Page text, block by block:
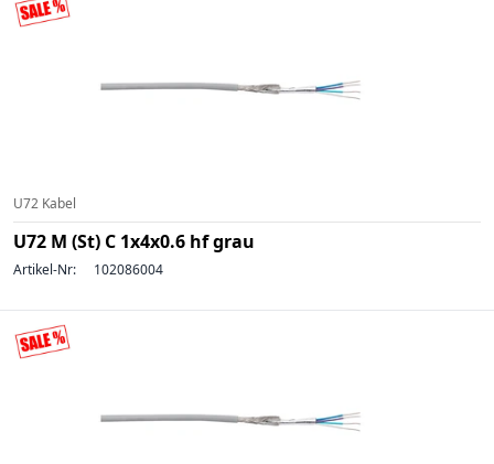
U72 Kabel
U72 M (St) C 1x4x0.6 hf grau
Artikel-Nr: 102086004